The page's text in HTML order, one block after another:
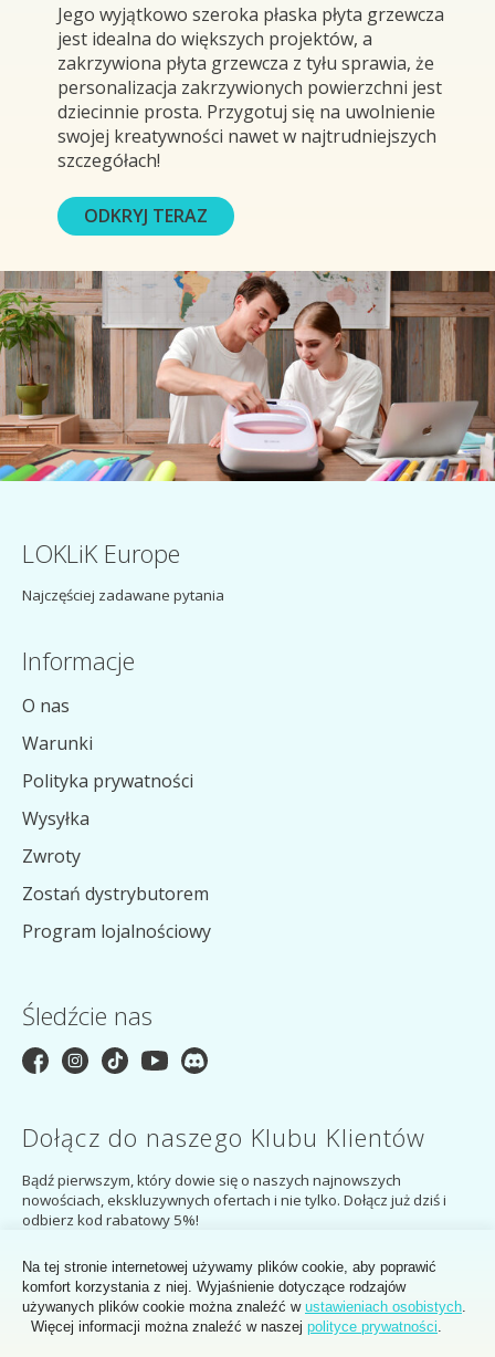
Jego wyjątkowo szeroka płaska płyta grzewcza
jest idealna do większych projektów, a
zakrzywiona płyta grzewcza z tyłu sprawia, że
personalizacja zakrzywionych powierzchni jest
dziecinnie prosta. Przygotuj się na uwolnienie
swojej kreatywności nawet w najtrudniejszych
szczegółach!
ODKRYJ TERAZ
LOKLiK Europe
Najczęściej zadawane pytania
Informacje
O nas
Warunki
Polityka prywatności
Wysyłka
Zwroty
Zostań dystrybutorem
Program lojalnościowy
Śledźcie nas
Dołącz do naszego Klubu Klientów
Bądź pierwszym, który dowie się o naszych najnowszych
nowościach, ekskluzywnych ofertach i nie tylko. Dołącz już dziś i
odbierz kod rabatowy 5%!
ZAPISZ SIĘ
Zapisując się, wyrażasz zgodę napolitykę prywatnościKlubu Klientów
MakerMondo.
Na tej stronie internetowej używamy plików cookie, aby poprawić
komfort korzystania z niej. Wyjaśnienie dotyczące rodzajów
używanych plików cookie można znaleźć w ustawieniach osobistych.
Więcej informacji można znaleźć w naszej polityce prywatności.